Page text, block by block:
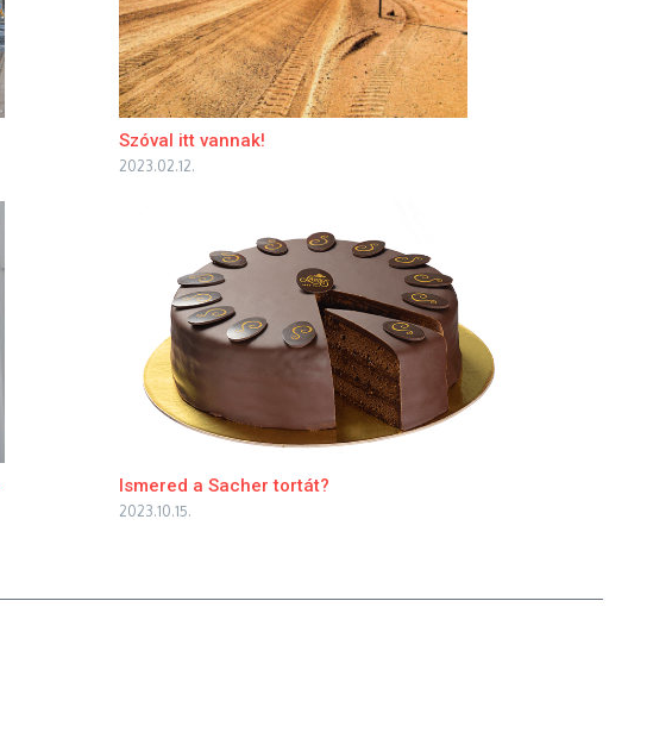
Szóval itt vannak!
2023.02.12.
Ismered a Sacher tortát?
2023.10.15.